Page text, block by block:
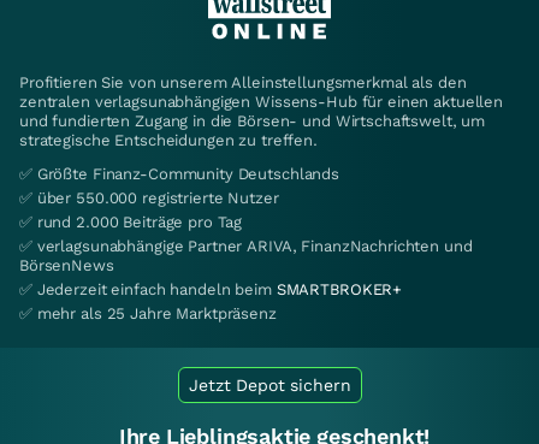
Profitieren Sie von unserem Alleinstellungsmerkmal als den
zentralen verlagsunabhängigen Wissens-Hub für einen aktuellen
und fundierten Zugang in die Börsen- und Wirtschaftswelt, um
strategische Entscheidungen zu treffen.
✅ Größte Finanz-Community Deutschlands
✅ über 550.000 registrierte Nutzer
✅ rund 2.000 Beiträge pro Tag
✅ verlagsunabhängige Partner ARIVA, FinanzNachrichten und
BörsenNews
✅ Jederzeit einfach handeln beim SMARTBROKER+
✅ mehr als 25 Jahre Marktpräsenz
Jetzt Depot sichern
Ihre Lieblingsaktie geschenkt!